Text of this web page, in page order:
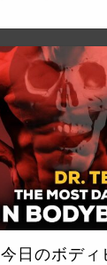
今日のボディ